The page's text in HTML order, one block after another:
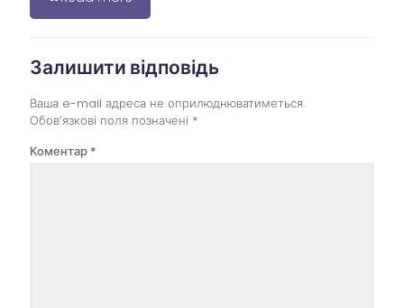
Залишити відповідь
Ваша e-mail адреса не оприлюднюватиметься.
Обов’язкові поля позначені *
Коментар *